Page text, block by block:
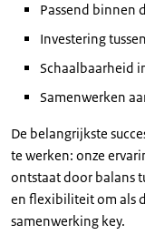
Passend binnen
Investering
Schaalbaarheid
Samenwerken
De belangrijkste
te werken: onze
ontstaat door balans
en flexibiliteit om als
samenwerking key.